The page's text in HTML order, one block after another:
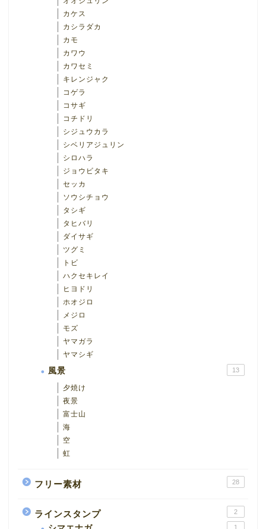
カケス
カシラダカ
カモ
カワウ
カワセミ
キレンジャク
コゲラ
コサギ
コチドリ
シジュウカラ
シベリアジュリン
シロハラ
ジョウビタキ
セッカ
ソウシチョウ
タシギ
タヒバリ
ダイサギ
ツグミ
トビ
ハクセキレイ
ヒヨドリ
ホオジロ
メジロ
モズ
ヤマガラ
ヤマシギ
風景 13
夕焼け
夜景
富士山
海
空
虹
フリー素材 28
ラインスタンプ 2
1